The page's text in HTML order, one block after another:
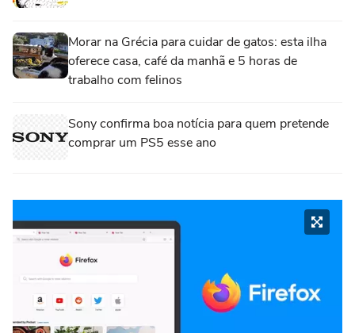
Morar na Grécia para cuidar de gatos: esta ilha
oferece casa, café da manhã e 5 horas de
trabalho com felinos
Sony confirma boa notícia para quem pretende
comprar um PS5 esse ano